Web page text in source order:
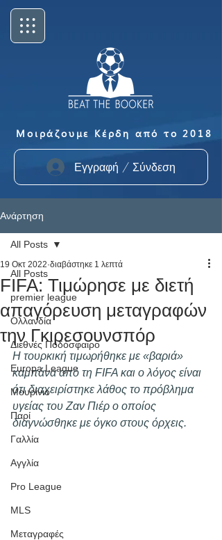
Μοιράζουμε Κέρδη από το 2018
Εγγραφή / Σύνδεση
Ανάρτηση
All Posts
premier league
Ολλανδία
Διεθνές Ποδόσφαιρο
Europa League
Μουρίνιο
Παρί
Γαλλία
Αγγλία
Pro League
MLS
Μεταγραφές
All Posts
FIFA: Τιμώρησε με διετή
απαγόρευση μεταγραφών
την Γκιρεσουνσπόρ
19 Οκτ 2022 διαβάστηκε 1 λεπτά
Η τουρκική τιμωρήθηκε με «βαριά»
καμπάνα από τη FIFA και ο λόγος είναι
ότι διαχειρίστηκε λάθος το πρόβλημα
υγείας του Ζαν Πιέρ ο οποίος
διαγνώσθηκε με όγκο στους όρχεις.